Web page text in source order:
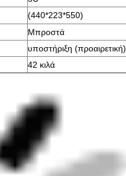
(440*223*550)
Μπροστά
υποστήριξη (προαιρετική)
42 κιλά